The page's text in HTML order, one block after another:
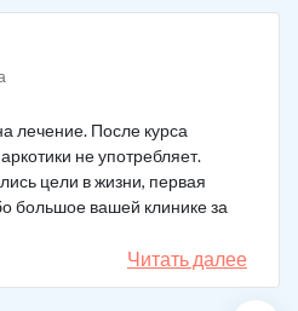
лечение. После курса
не употребляет.
цели в жизни, первая
большое вашей клинике за
Читать далее